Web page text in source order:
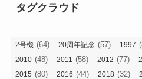
タグクラウド
2号機 (64) 20周年記念 (57) 1997
2010 (48) 2011 (58) 2012 (77)
2015 (80) 2016 (44) 2018 (32)